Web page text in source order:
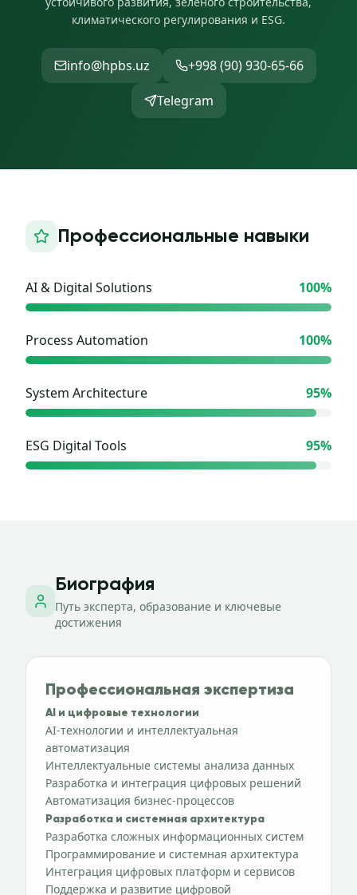
климатического регулирования и ESG.
info@hpbs.uz
+998 (90) 930-65-66
Telegram
Профессиональные навыки
AI & Digital Solutions 100%
Process Automation 100%
System Architecture 95%
ESG Digital Tools 95%
Биография
Путь эксперта, образование и ключевые
достижения
Профессиональная экспертиза
AI и цифровые технологии
AI-технологии и интеллектуальная
автоматизация
Интеллектуальные системы анализа данных
Разработка и интеграция цифровых решений
Автоматизация бизнес-процессов
Разработка и системная архитектура
Разработка сложных информационных систем
Программирование и системная архитектура
Интеграция цифровых платформ и сервисов
Поддержка и развитие цифровой